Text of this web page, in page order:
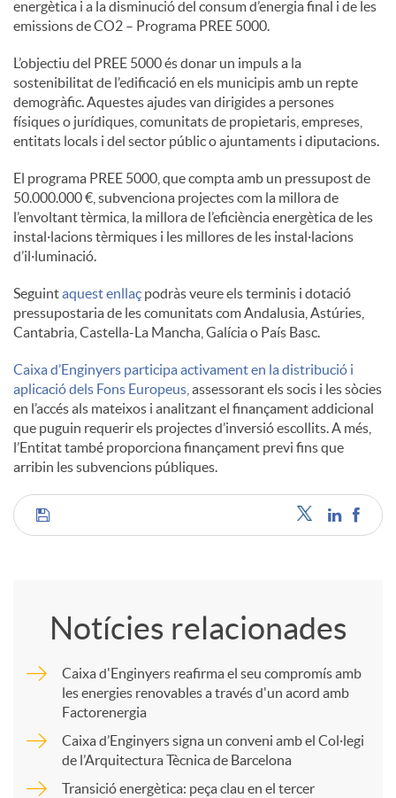
S
o
c
i
a
l
s
energètica i a la disminució del consum d’energia final i de les
emissions de CO2 – Programa PREE 5000.
L’objectiu del PREE 5000 és donar un impuls a la
sostenibilitat de l’edificació en els municipis amb un repte
demogràfic. Aquestes ajudes van dirigides a persones
físiques o jurídiques, comunitats de propietaris, empreses,
entitats locals i del sector públic o ajuntaments i diputacions.
El programa PREE 5000, que compta amb un pressupost de
50.000.000 €, subvenciona projectes com la millora de
l’envoltant tèrmica, la millora de l’eficiència energètica de les
instal·lacions tèrmiques i les millores de les instal·lacions
d’il·luminació.
Seguintaquest enllaç podràs veure els terminis i dotació
pressupostaria de les comunitats com Andalusia, Astúries,
Cantabria, Castella-La Mancha, Galícia o País Basc.
Caixa d’Enginyers participa activament en la distribució i
aplicació dels Fons Europeus, assessorant els socis i les sòcies
en l’accés als mateixos i analitzant el finançament addicional
que puguin requerir els projectes d’inversió escollits. A més,
l’Entitat també proporciona finançament previ fins que
arribin les subvencions públiques.
C
Notícies relacionades
Caixa d'Enginyers reafirma el seu compromís amb
les energies renovables a través d'un acord amb
Factorenergia
Caixa d’Enginyers signa un conveni amb el Col·legi
de l’Arquitectura Tècnica de Barcelona
Transició energètica: peça clau en el tercer